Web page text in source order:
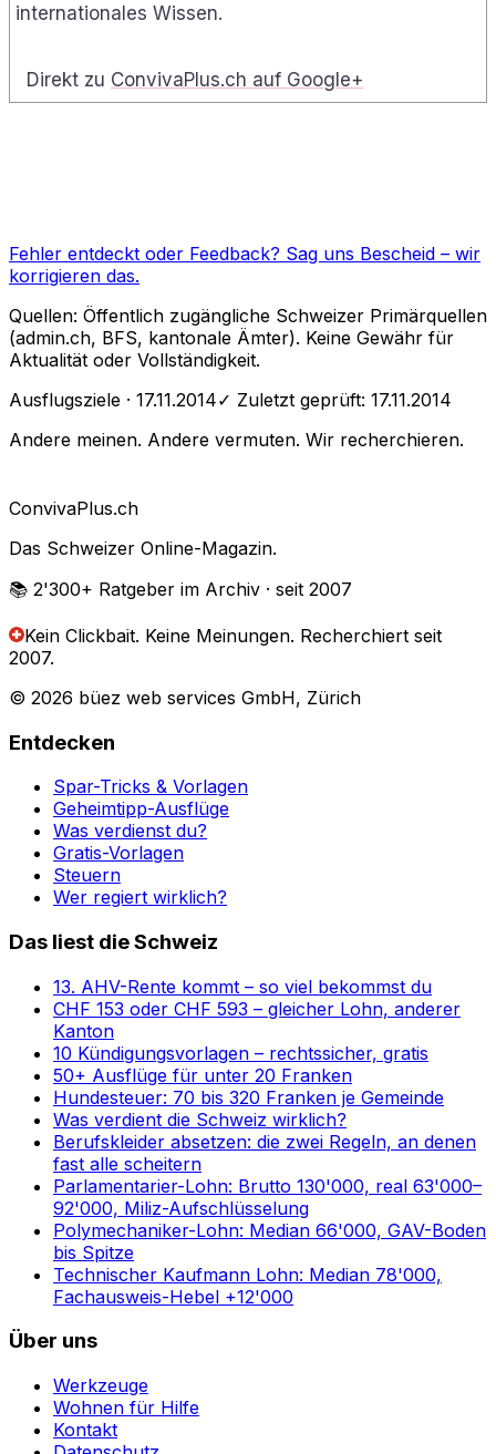
internationales Wissen.
Direkt zu ConvivaPlus.ch auf Google+
Fehler entdeckt oder Feedback? Sag uns Bescheid – wir
korrigieren das.
Quellen: Öffentlich zugängliche Schweizer Primärquellen
(admin.ch, BFS, kantonale Ämter). Keine Gewähr für
Aktualität oder Vollständigkeit.
Ausflugsziele · 17.11.2014✓ Zuletzt geprüft: 17.11.2014
Andere meinen. Andere vermuten. Wir recherchieren.
ConvivaPlus.ch
Das Schweizer Online-Magazin.
📚 2'300+ Ratgeber im Archiv · seit 2007
Kein Clickbait. Keine Meinungen. Recherchiert seit
2007.
© 2026 büez web services GmbH, Zürich
Entdecken
Spar-Tricks & Vorlagen
Geheimtipp-Ausflüge
Was verdienst du?
Gratis-Vorlagen
Steuern
Wer regiert wirklich?
Das liest die Schweiz
13. AHV-Rente kommt – so viel bekommst du
CHF 153 oder CHF 593 – gleicher Lohn, anderer
Kanton
10 Kündigungsvorlagen – rechtssicher, gratis
50+ Ausflüge für unter 20 Franken
Hundesteuer: 70 bis 320 Franken je Gemeinde
Was verdient die Schweiz wirklich?
Berufskleider absetzen: die zwei Regeln, an denen
fast alle scheitern
Parlamentarier-Lohn: Brutto 130'000, real 63'000–
92'000, Miliz-Aufschlüsselung
Polymechaniker-Lohn: Median 66'000, GAV-Boden
bis Spitze
Technischer Kaufmann Lohn: Median 78'000,
Fachausweis-Hebel +12'000
Über uns
Werkzeuge
Wohnen für Hilfe
Kontakt